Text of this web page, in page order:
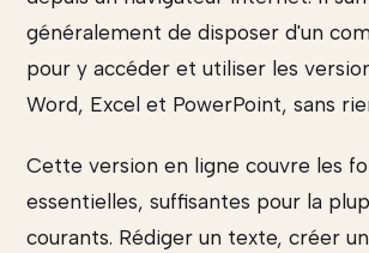
généralement de disposer d'un
pour y accéder et utiliser les
Word, Excel et PowerPoint, sans
Cette version en ligne couvre les
essentielles, suffisantes pour la
courants. Rédiger un texte, créer